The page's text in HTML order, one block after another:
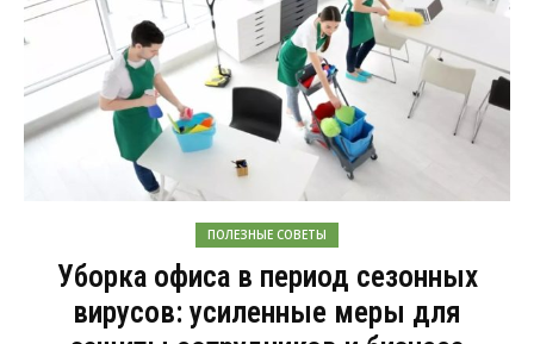
ПОЛЕЗНЫЕ СОВЕТЫ
Уборка офиса в период сезонных
вирусов: усиленные меры для